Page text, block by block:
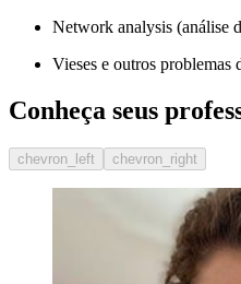
Network analysis (análise
Vieses e outros problemas
Conheça seus
chevron_left chevron_right